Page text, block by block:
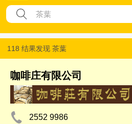
118 结果发现 茶葉
咖啡庄有限公司
2552 9986